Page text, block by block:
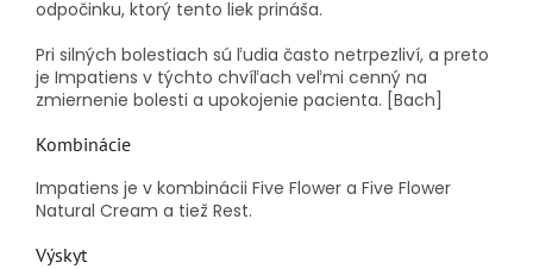
odpočinku, ktorý tento liek prináša.
Pri silných bolestiach sú ľudia často netrpezliví, a preto
je Impatiens v týchto chvíľach veľmi cenný na
zmiernenie bolesti a upokojenie pacienta. [Bach]
Kombinácie
Impatiens je v kombinácii Five Flower a Five Flower
Natural Cream a tiež Rest.
Výskyt